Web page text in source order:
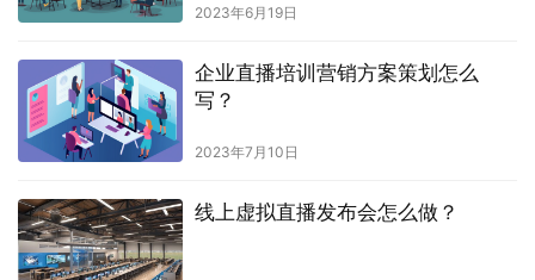
2023年6月19日
企业直播培训营销方案策划怎么
写？
2023年7月10日
线上虚拟直播发布会怎么做？